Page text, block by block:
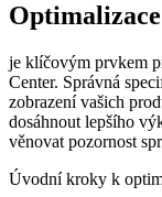
je klíčovým prvkem
Center. Správná
zobrazení vašich
dosáhnout lepšího
věnovat pozornost
Úvodní kroky k